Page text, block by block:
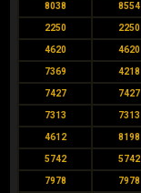
8038 8554
2250 2250
4620 4620
7369 4218
7427 7427
7313 7313
4612 8198
5742 5742
7978 7978